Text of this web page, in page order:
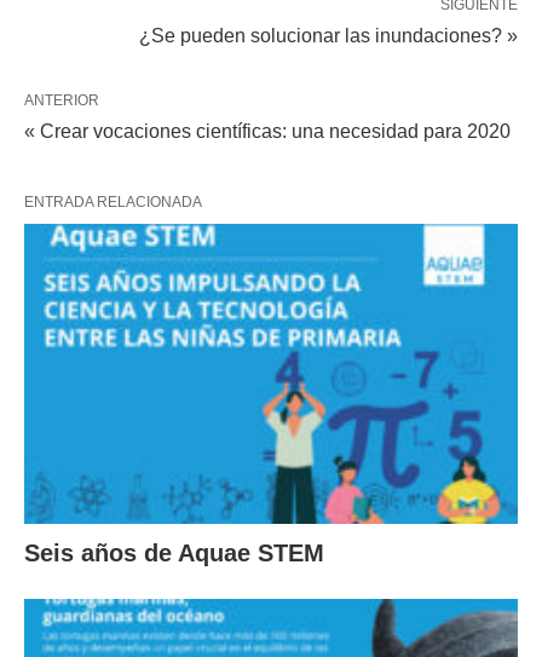
SIGUIENTE
¿Se pueden solucionar las inundaciones? »
ANTERIOR
« Crear vocaciones científicas: una necesidad para 2020
ENTRADA RELACIONADA
Seis años de Aquae STEM